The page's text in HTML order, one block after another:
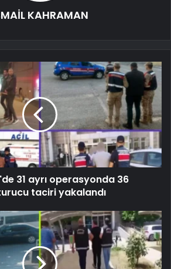
KAHRAMAN
31 ayrı operasyonda 36
taciri yakalandı